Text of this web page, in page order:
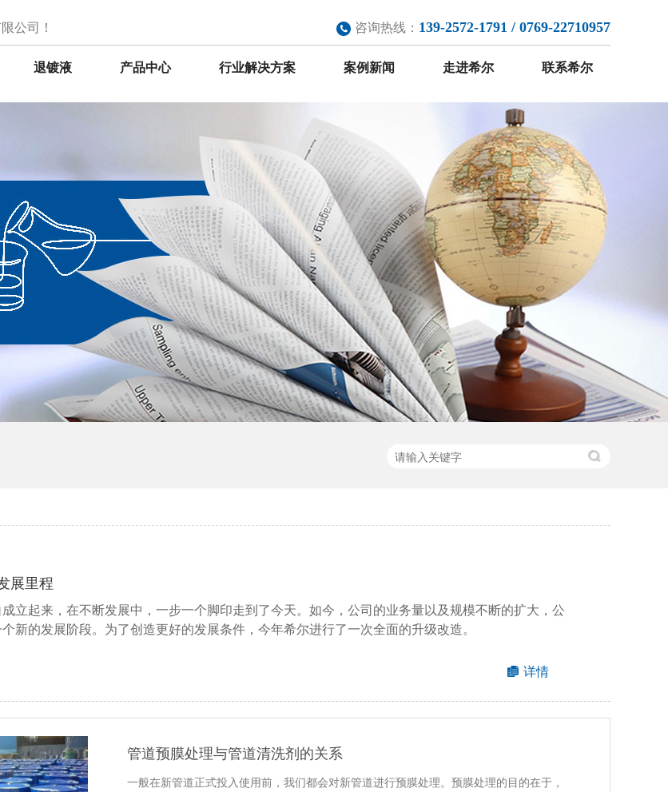
咨询热线： 139-2572-1791 / 0769-22710957
公司！
退镀液 产品中心 行业解决方案 案例新闻 走进希尔 联系希尔
展里程
立起来，在不断发展中，一步一个脚印走到了今天。如今，公司的业务量以及规模不断的扩大，公
新的发展阶段。为了创造更好的发展条件，今年希尔进行了一次全面的升级改造。
详情
管道预膜处理与管道清洗剂的关系
一般在新管道正式投入使用前，我们都会对新管道进行预膜处理。预膜处理的目的在于，